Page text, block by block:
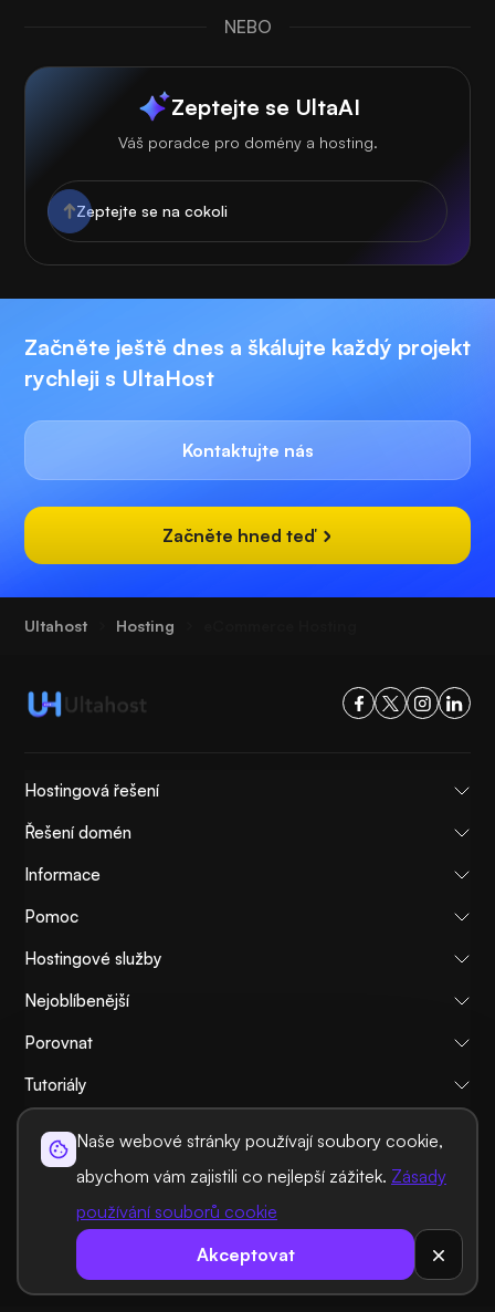
Naše webové stránky používají soubory cookie,
abychom vám zajistili co nejlepší zážitek. Zásady
používání souborů cookie
Akceptovat
NEBO
Zeptejte se UltaAI
Váš poradce pro domény a hosting.
Začněte ještě dnes a škálujte každý projekt
rychleji s UltaHost
Kontaktujte nás
Začněte hned teď
Ultahost Hosting
Hostingová řešení
Řešení domén
Informace
Pomoc
Hostingové služby
Nejoblíbenější
Porovnat
Tutoriály
O násZásady zrušení a vrácení peněz
Pravidla a podmínky
Zásady ochrany osobních údajůPrávníSitemap
©2026 UltaHost - Všechna práva vyhrazena